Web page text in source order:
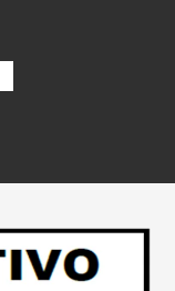
Redacción “El